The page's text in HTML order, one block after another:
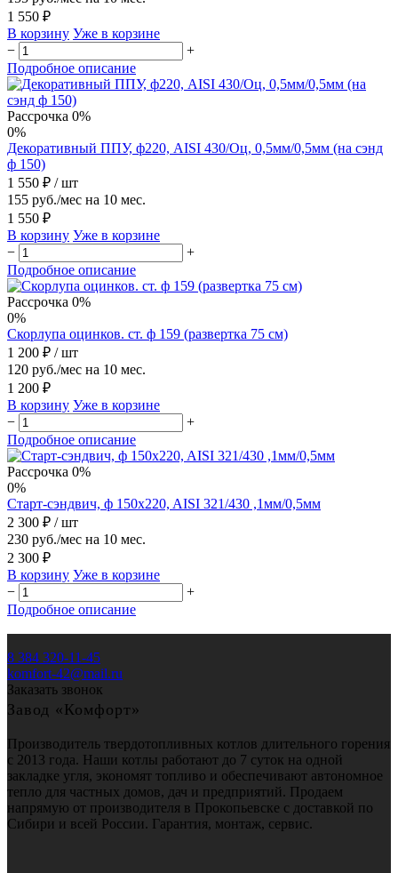
1 550 ₽
В корзину Уже в корзине
−
+
Подробное описание
Рассрочка 0%
0%
Декоративный ППУ, ф220, AISI 430/Оц, 0,5мм/0,5мм (на сэнд
ф 150)
1 550 ₽ / шт
155 руб./мес на 10 мес.
1 550 ₽
В корзину Уже в корзине
−
+
Подробное описание
Рассрочка 0%
0%
Скорлупа оцинков. ст. ф 159 (развертка 75 см)
1 200 ₽ / шт
120 руб./мес на 10 мес.
1 200 ₽
В корзину Уже в корзине
−
+
Подробное описание
Рассрочка 0%
0%
Старт-сэндвич, ф 150x220, AISI 321/430 ,1мм/0,5мм
2 300 ₽ / шт
230 руб./мес на 10 мес.
2 300 ₽
В корзину Уже в корзине
−
+
Подробное описание
8 384 320-11-45
komfort-42@mail.ru
Заказать звонок
Завод «Комфорт»
Производитель твердотопливных котлов длительного горения
с 2013 года. Наши котлы работают до 7 суток на одной
закладке угля, экономят топливо и обеспечивают автономное
тепло для частных домов, дач и предприятий. Продаем
напрямую от производителя в Прокопьевске с доставкой по
Сибири и всей России. Гарантия, монтаж, сервис.